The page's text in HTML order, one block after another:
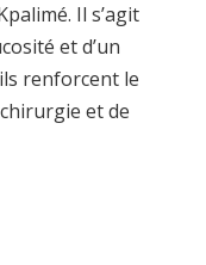
Il s’agit
et d’un
renforcent le
et de